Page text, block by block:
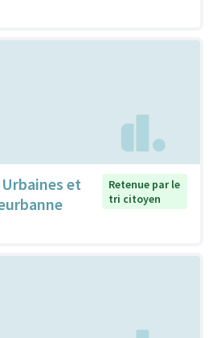
et
Retenue par le
tri citoyen